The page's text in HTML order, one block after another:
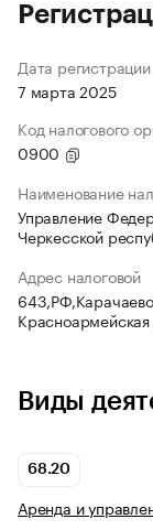
Дата регистрации
7 марта 2025
Код налогового
0900
Наименование
Управление
Черкесской
Адрес налоговой
Виды
68.20
Аренда и